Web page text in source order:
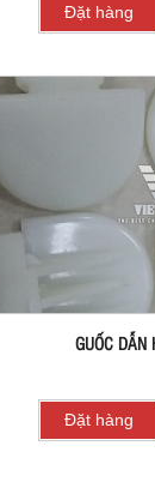
Đặt hàng
GUỐC DẪN
Đặt hàng